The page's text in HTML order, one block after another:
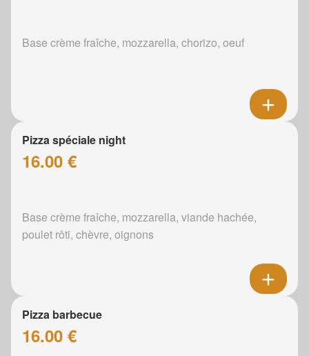
Base crème fraîche, mozzarella, chorizo, oeuf
Pizza spéciale night
16.00 €
Base crème fraîche, mozzarella, viande hachée,
poulet rôti, chèvre, oignons
Pizza barbecue
16.00 €